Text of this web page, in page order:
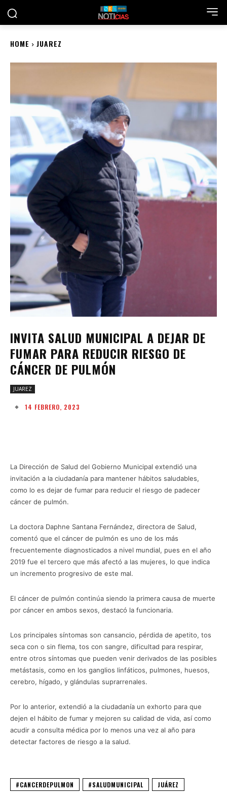
HOME JUAREZ
INVITA SALUD MUNICIPAL A DEJAR DE
FUMAR PARA REDUCIR RIESGO DE
CÁNCER DE PULMÓN
JUAREZ
14 FEBRERO, 2023
La Dirección de Salud del Gobierno Municipal extendió una
invitación a la ciudadanía para mantener hábitos saludables,
como lo es dejar de fumar para reducir el riesgo de padecer
cáncer de pulmón.
La doctora Daphne Santana Fernández, directora de Salud,
comentó que el cáncer de pulmón es uno de los más
frecuentemente diagnosticados a nivel mundial, pues en el año
2019 fue el tercero que más afectó a las mujeres, lo que indica
un incremento progresivo de este mal.
El cáncer de pulmón continúa siendo la primera causa de muerte
por cáncer en ambos sexos, destacó la funcionaria.
Los principales síntomas son cansancio, pérdida de apetito, tos
seca con o sin flema, tos con sangre, dificultad para respirar,
entre otros síntomas que pueden venir derivados de las posibles
metástasis, como en los ganglios linfáticos, pulmones, huesos,
cerebro, hígado, y glándulas suprarrenales.
Por lo anterior, extendió a la ciudadanía un exhorto para que
dejen el hábito de fumar y mejoren su calidad de vida, así como
acudir a consulta médica por lo menos una vez al año para
detectar factores de riesgo a la salud.
#CANCERDEPULMON #SALUDMUNICIPAL JUÁREZ